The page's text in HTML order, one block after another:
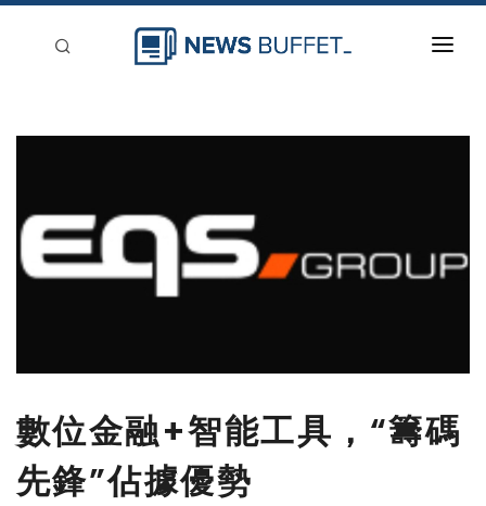
刊登
數位金融+智能工具，“籌碼
先鋒”佔據優勢